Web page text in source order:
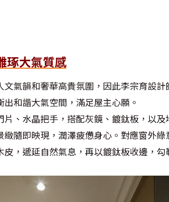
琢大氣質感
氣韻和奢華高貴氛圍，因此李宗育設
和諧大氣空間，滿足屋主心願。
、水晶把手，搭配灰鏡、鍍鈦板，以
隨即映現，潤澤疲憊身心。對應窗外
，遞延自然氣息，再以鍍鈦板收邊，勾